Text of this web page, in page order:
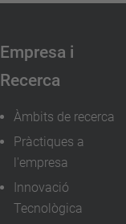
Empresa i
Recerca
Àmbits de recerca
Pràctiques a
l'empresa
Innovació
Tecnològica